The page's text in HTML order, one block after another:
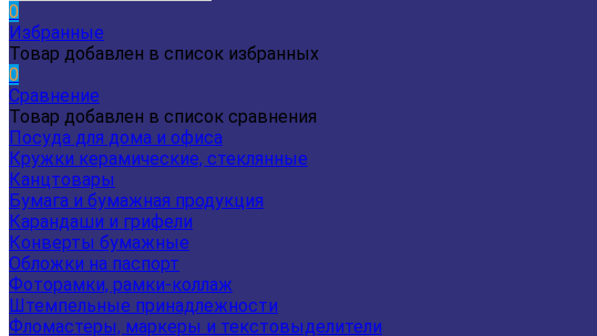
0
Избранные
Товар добавлен в список избранных
0
Сравнение
Товар добавлен в список сравнения
Посуда для дома и офиса
Кружки керамические, стеклянные
Канцтовары
Бумага и бумажная продукция
Карандаши и грифели
Конверты бумажные
Обложки на паспорт
Фоторамки, рамки-коллаж
Штемпельные принадлежности
Фломастеры, маркеры и текстовыделители